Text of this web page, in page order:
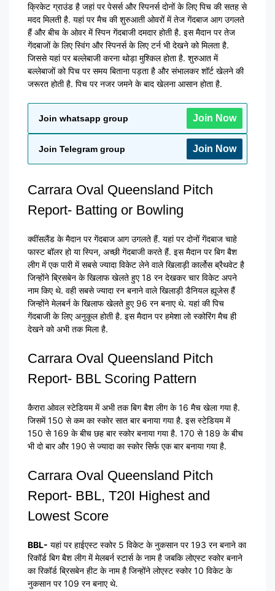
क्रिकेट ग्राउंड है जहां पर पेसर्स और स्पिनर्स दोनों के लिए पिच की सतह से
मदद मिलती है. यहां पर मैच की शुरुआती ओवरों में तेज गेंदबाज आग उगलते
हैं और बीच के ओवर में स्पिन गेंदबाजी दमदार होती है. इस मैदान पर तेज
गेंदबाजों के लिए स्विंग और स्पिनर्स के लिए टर्न भी देखने को मिलता है.
जिससे यहां पर बल्लेबाजी करना थोड़ा मुश्किल होता है. शुरुआत में
बल्लेबाजों को पिच पर समय बिताना पड़ता है और संभालकर शॉर्ट खेलने की
जरूरत होती है. पिच पर नजर जमने के बाद खेलना आसान होता है.
Join whatsapp group Join Now
Join Telegram group Join Now
Carrara Oval Queensland Pitch
Report- Batting or Bowling
क्वींसलैंड के मैदान पर गेंदबाज आग उगलते हैं. यहां पर दोनों गेंदबाज चाहे
फास्ट बॉलर हो या स्पिन, अच्छी गेंदबाजी करते हैं. इस मैदान पर बिग बैश
लीग में एक पारी में सबसे ज्यादा विकेट लेने वाले खिलाड़ी कार्लोस ब्रैथवेट है
जिन्होंने ब्रिसबेन के खिलाफ खेलते हुए 18 रन देखकर चार विकेट अपने
नाम किए थे. वही सबसे ज्यादा रन बनाने वाले खिलाड़ी डैनियल ह्यूजेस हैं
जिन्होंने मेलबर्न के खिलाफ खेलते हुए 96 रन बनाए थे. यहां की पिच
गेंदबाजी के लिए अनुकूल होती है. इस मैदान पर हमेशा लो स्कोरिंग मैच ही
देखने को अभी तक मिला है.
Carrara Oval Queensland Pitch
Report- BBL Scoring Pattern
कैरारा ओवल स्टेडियम में अभी तक बिग बैश लीग के 16 मैच खेला गया है.
जिसमें 150 से कम का स्कोर सात बार बनाया गया है. इस स्टेडियम में
150 से 169 के बीच छह बार स्कोर बनाया गया है. 170 से 189 के बीच
भी दो बार और 190 से ज्यादा का स्कोर सिर्फ एक बार बनाया गया है.
Carrara Oval Queensland Pitch
Report- BBL, T20I Highest and
Lowest Score
BBL- यहां पर हाईएस्ट स्कोर 5 विकेट के नुकसान पर 193 रन बनाने का
रिकॉर्ड बिग बैश लीग में मेलबर्न स्टार्स के नाम है जबकि लोएस्ट स्कोर बनाने
का रिकॉर्ड ब्रिसबेन हीट के नाम है जिन्होंने लोएस्ट स्कोर 10 विकेट के
नुकसान पर 109 रन बनाए थे.